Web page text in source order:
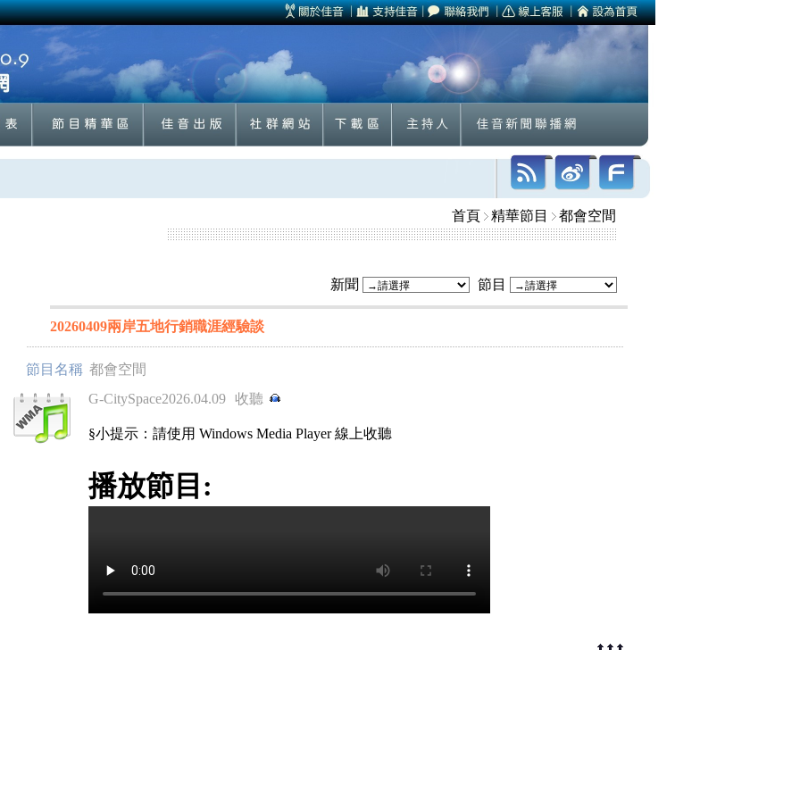
首頁 精華節目 都會空間
新聞 節目
20260409兩岸五地行銷職涯經驗談
節目名稱 都會空間
G-CitySpace2026.04.09
收聽
§小提示：請使用 Windows Media Player 線上收聽
播放節目: